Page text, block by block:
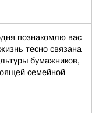
познакомлю вас
тесно связана
бумажников,
семейной